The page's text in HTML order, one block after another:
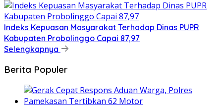
Indeks Kepuasan Masyarakat Terhadap Dinas PUPR
Kabupaten Probolinggo Capai 87,97
Selengkapnya
Berita Populer